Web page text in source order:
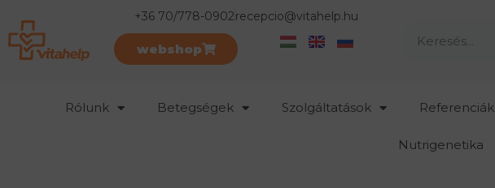
+36 70/778-0902recepcio@vitahelp.hu
webshop
Rólunk Betegségek Szolgáltatások Referenciák
Nutrigenetika